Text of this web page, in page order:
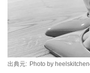
出典元: Photo by